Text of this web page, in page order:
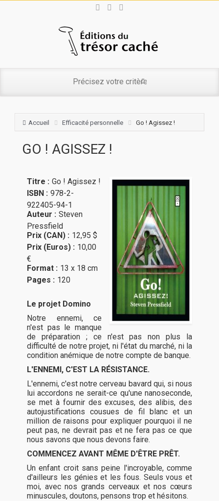
Accueil Efficacité personnelle Go ! Agissez !
GO ! AGISSEZ !
Titre : Go ! Agissez !
ISBN : 978-2-
922405-94-1
Auteur : Steven
Pressfield
Prix (CAN) : 12,95 $
Prix (Euros) : 10,00
€
Format : 13 x 18 cm
Pages : 120
Le projet Domino
Notre ennemi, ce
n'est pas le manque
de préparation ; ce n'est pas non plus la
difficulté de notre projet, ni l'état du marché, ni la
condition anémique de notre compte de banque.
L'ENNEMI, C'EST LA RÉSISTANCE.
L'ennemi, c'est notre cerveau bavard qui, si nous
lui accordons ne serait-ce qu'une nanoseconde,
se met à fournir des excuses, des alibis, des
autojustifications cousues de fil blanc et un
million de raisons pour expliquer pourquoi il ne
peut pas, ne devrait pas et ne fera pas ce que
nous savons que nous devons faire.
COMMENCEZ AVANT MÊME D'ÊTRE PRÊT.
Un enfant croit sans peine l'incroyable, comme
d'ailleurs les génies et les fous. Seuls vous et
moi, avec nos grands cerveaux et nos cœurs
minuscules, doutons, pensons trop et hésitons.